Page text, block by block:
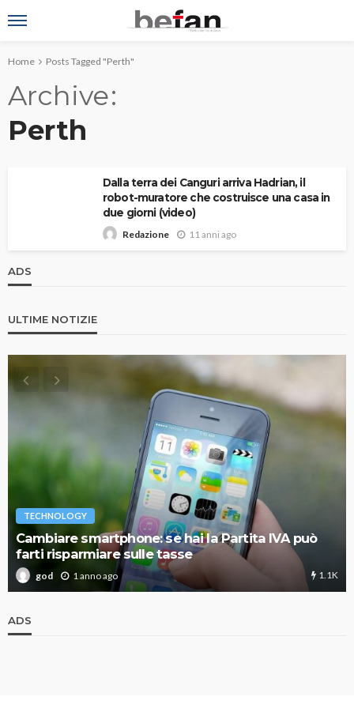
Home Posts Tagged "Perth"
Archive
Perth
Dalla terra dei Canguri arriva Hadrian, il
robot-muratore che costruisce una casa in
due giorni (video)
Redazione 11 anni ago
ADS
ULTIME NOTIZIE
TECHNOLOGY
Cambiare smartphone: se hai la Partita IVA può
farti risparmiare sulle tasse
god 1 anno ago 1.1K
ADS